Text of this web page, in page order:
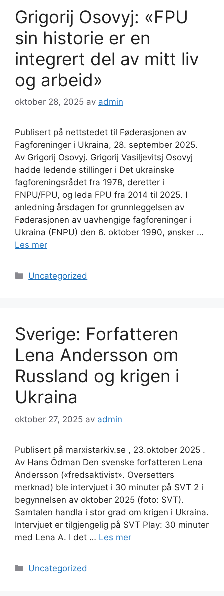
Grigorij Osovyj: «FPU
sin historie er en
integrert del av mitt liv
og arbeid»
oktober 28, 2025 av admin
Publisert på nettstedet til Føderasjonen av
Fagforeninger i Ukraina, 28. september 2025.
Av Grigorij Osovyj. Grigorij Vasiljevitsj Osovyj
hadde ledende stillinger i Det ukrainske
fagforeningsrådet fra 1978, deretter i
FNPU/FPU, og leda FPU fra 2014 til 2025. I
anledning årsdagen for grunnleggelsen av
Føderasjonen av uavhengige fagforeninger i
Ukraina (FNPU) den 6. oktober 1990, ønsker …
Les mer
Kategorier
Uncategorized
Sverige: Forfatteren
Lena Andersson om
Russland og krigen i
Ukraina
oktober 27, 2025 av admin
Publisert på marxistarkiv.se , 23.oktober 2025 .
Av Hans Ödman Den svenske forfatteren Lena
Andersson («fredsaktivist». Oversetters
merknad) ble intervjuet i 30 minuter på SVT 2 i
begynnelsen av oktober 2025 (foto: SVT).
Samtalen handla i stor grad om krigen i Ukraina.
Intervjuet er tilgjengelig på SVT Play: 30 minuter
med Lena A. I det … Les mer
Kategorier
Uncategorized